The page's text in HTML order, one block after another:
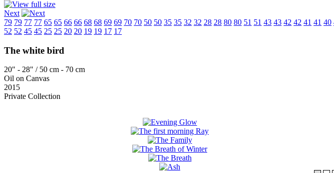
Next
79 79 77 77 65 65 66 66 68 68 69 69 70 70 50 50 35 35 32 32 28 28 80 80 51 51 43 43 42 42 41 41 40
52 52 45 45 25 25 20 20 19 19 17 17
The white bird
20" - 28" / 50 cm - 70 cm
Oil on Canvas
2015
Private Collection